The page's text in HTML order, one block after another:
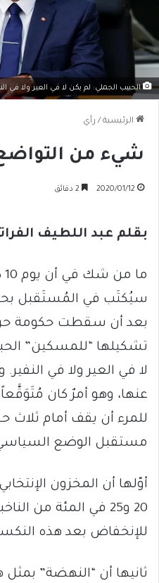
الحبيب الجملي: لم يكن لا في العير ولا في
الرئيسية / رأي
شيء من
2020/01/12
بقلم عبد اللطيف
سيُكتَب في المُستَقبل
بعد أن سقطت حكومة
تشكيلها “للمسكين”
لا في العير ولا في
عنها، وهو أمرٌ كان
للمرء أن يقف أمام ثلاث
مستقبل الوضع السياسي
أوّلها أن المخزون
20 و25 في المئة من
للإنخفاض بعد هذه